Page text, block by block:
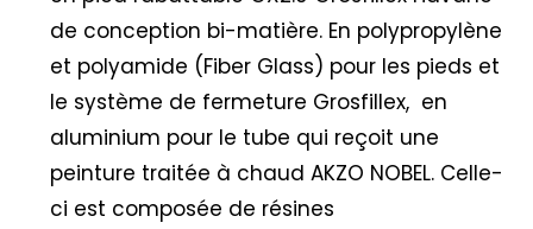
de conception bi-matière. En polypropylène
et polyamide (Fiber Glass) pour les pieds et
le système de fermeture Grosfillex, en
aluminium pour le tube qui reçoit une
peinture traitée à chaud AKZO NOBEL. Celle-
ci est composée de résines